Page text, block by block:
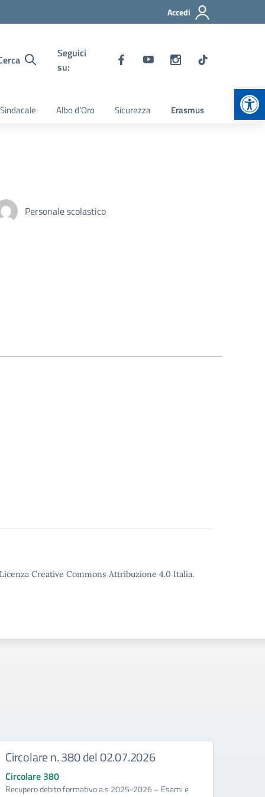
Accedi
Seguici
su:
Albo d’Oro Sicurezza Erasmus
Personale scolastico
Creative Commons Attribuzione 4.0 Italia.
Circolare n. 380 del 02.07.2026
Circolare 380
Recupero debito formativo a.s 2025-2026 – Esami e